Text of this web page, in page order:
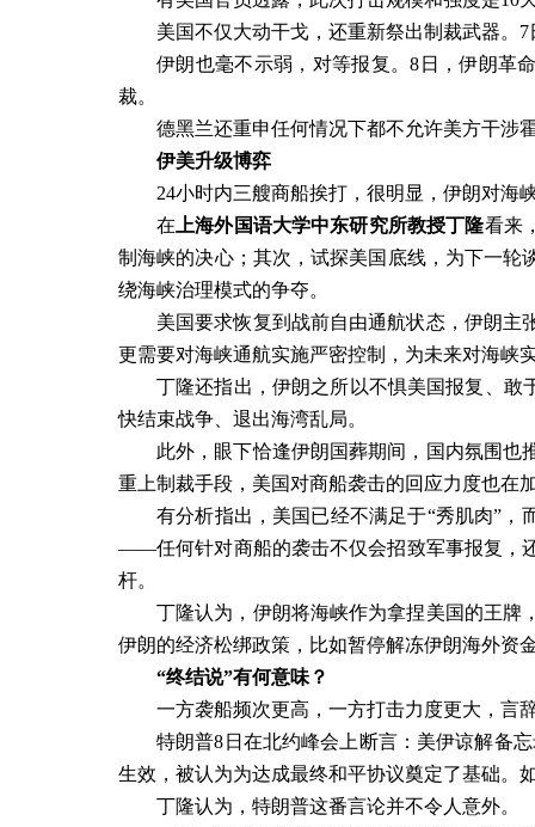
美国不仅大动干戈，还重新祭出制裁武器。 7
伊朗也毫不示弱，对等报复。8 日，伊朗革
裁。
德黑兰还重申任何情况下都不允许美方干涉
伊美升级博弈
24小时内三艘商船挨打，很明显，伊朗对海
在 上海外国语大学中东研究所教授丁隆看来
制海峡的决心；其次，试探美国底线，为下一
绕海峡治理模式的争夺。
美国要求恢复到战前自由通航状态，伊朗主
更需要对海峡通航实施严密控制，为未来对海峡
丁隆还指出，伊朗之所以不惧美国报复、
快结束战争、退出海湾乱局。
此外，眼下恰逢伊朗国葬期间，国内氛围也
重上制裁手段，美国对商船袭击的回应力度也在
有分析指出，美国已经不满足于“秀肌肉”，
——任何针对商船的袭击不仅会招致军事报复，
杆。
丁隆认为，伊朗将海峡作为拿捏美国的王牌
伊朗的经济松绑政策，比如暂停解冻伊朗海外资
“终结说”有何意味？
一方袭船频次更高，一方打击力度更大，言
特朗普8 日在北约峰会上断言：美伊谅解备
生效，被认为为达成最终和平协议奠定了基础。
丁隆认为，特朗普这番言论并不令人意外。